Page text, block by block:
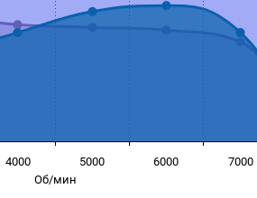
Об/мин
4000 5000 6000 7000